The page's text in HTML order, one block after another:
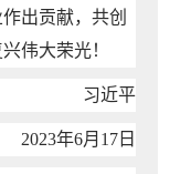
出贡献，共创
伟大荣光！
习近平
年6月17日